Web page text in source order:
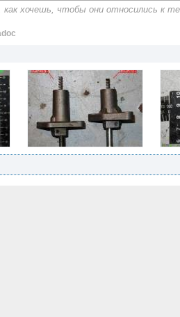
хочешь, чтобы они относились к